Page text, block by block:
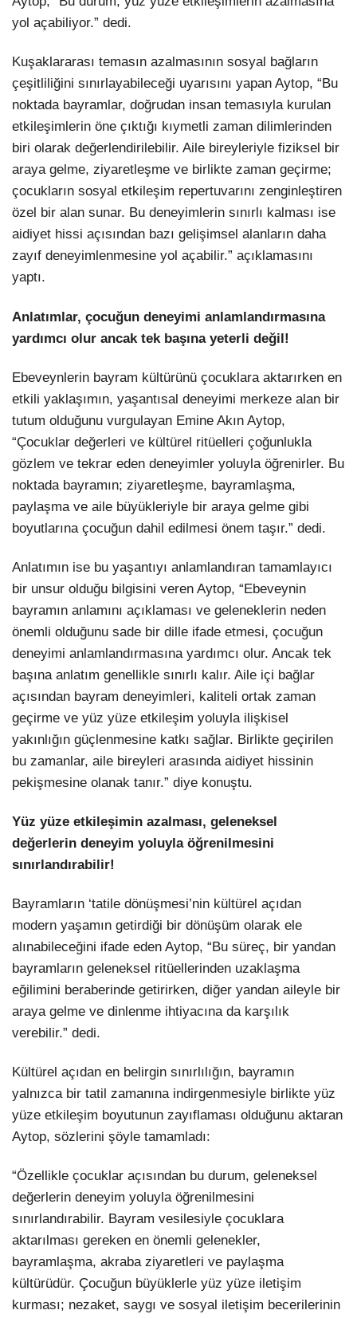
yol açabiliyor.” dedi.
Kuşaklararası temasın azalmasının sosyal bağların
çeşitliliğini sınırlayabileceği uyarısını yapan Aytop, “Bu
noktada bayramlar, doğrudan insan temasıyla kurulan
etkileşimlerin öne çıktığı kıymetli zaman dilimlerinden
biri olarak değerlendirilebilir. Aile bireyleriyle fiziksel bir
araya gelme, ziyaretleşme ve birlikte zaman geçirme;
çocukların sosyal etkileşim repertuvarını zenginleştiren
özel bir alan sunar. Bu deneyimlerin sınırlı kalması ise
aidiyet hissi açısından bazı gelişimsel alanların daha
zayıf deneyimlenmesine yol açabilir.” açıklamasını
yaptı.
Anlatımlar, çocuğun deneyimi anlamlandırmasına
yardımcı olur ancak tek başına yeterli değil!
Ebeveynlerin bayram kültürünü çocuklara aktarırken en
etkili yaklaşımın, yaşantısal deneyimi merkeze alan bir
tutum olduğunu vurgulayan Emine Akın Aytop,
“Çocuklar değerleri ve kültürel ritüelleri çoğunlukla
gözlem ve tekrar eden deneyimler yoluyla öğrenirler. Bu
noktada bayramın; ziyaretleşme, bayramlaşma,
paylaşma ve aile büyükleriyle bir araya gelme gibi
boyutlarına çocuğun dahil edilmesi önem taşır.” dedi.
Anlatımın ise bu yaşantıyı anlamlandıran tamamlayıcı
bir unsur olduğu bilgisini veren Aytop, “Ebeveynin
bayramın anlamını açıklaması ve geleneklerin neden
önemli olduğunu sade bir dille ifade etmesi, çocuğun
deneyimi anlamlandırmasına yardımcı olur. Ancak tek
başına anlatım genellikle sınırlı kalır. Aile içi bağlar
açısından bayram deneyimleri, kaliteli ortak zaman
geçirme ve yüz yüze etkileşim yoluyla ilişkisel
yakınlığın güçlenmesine katkı sağlar. Birlikte geçirilen
bu zamanlar, aile bireyleri arasında aidiyet hissinin
pekişmesine olanak tanır.” diye konuştu.
Yüz yüze etkileşimin azalması, geleneksel
değerlerin deneyim yoluyla öğrenilmesini
sınırlandırabilir!
Bayramların ‘tatile dönüşmesi’nin kültürel açıdan
modern yaşamın getirdiği bir dönüşüm olarak ele
alınabileceğini ifade eden Aytop, “Bu süreç, bir yandan
bayramların geleneksel ritüellerinden uzaklaşma
eğilimini beraberinde getirirken, diğer yandan aileyle bir
araya gelme ve dinlenme ihtiyacına da karşılık
verebilir.” dedi.
Kültürel açıdan en belirgin sınırlılığın, bayramın
yalnızca bir tatil zamanına indirgenmesiyle birlikte yüz
yüze etkileşim boyutunun zayıflaması olduğunu aktaran
Aytop, sözlerini şöyle tamamladı:
“Özellikle çocuklar açısından bu durum, geleneksel
değerlerin deneyim yoluyla öğrenilmesini
sınırlandırabilir. Bayram vesilesiyle çocuklara
aktarılması gereken en önemli gelenekler,
bayramlaşma, akraba ziyaretleri ve paylaşma
kültürüdür. Çocuğun büyüklerle yüz yüze iletişim
kurması; nezaket, saygı ve sosyal iletişim becerilerinin